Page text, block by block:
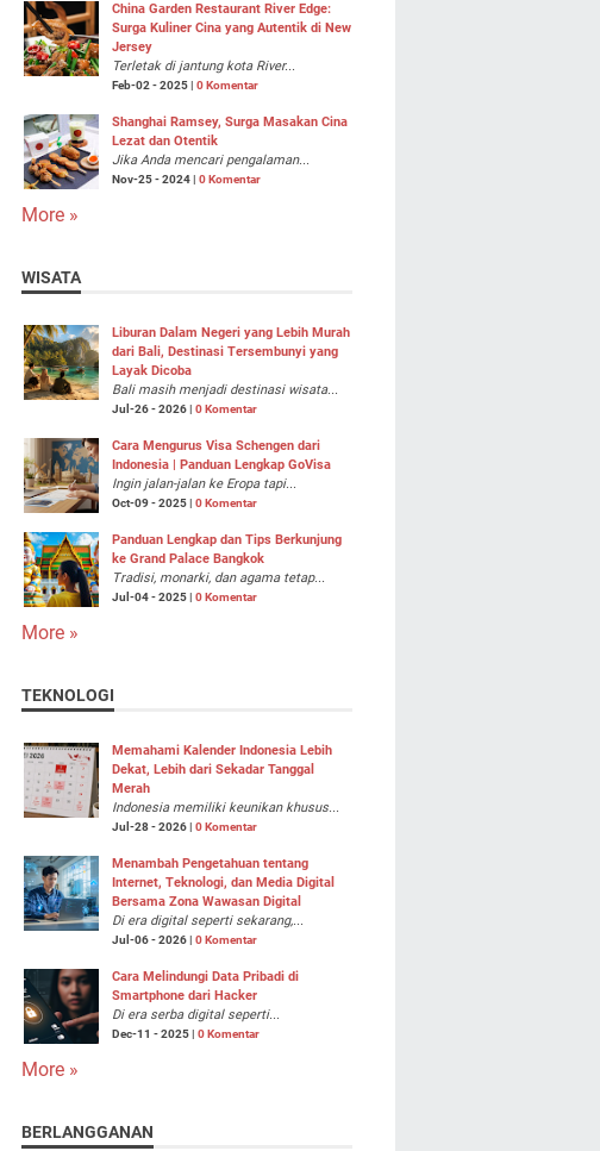
China Garden Restaurant River Edge:
Surga Kuliner Cina yang Autentik di New
Jersey
Terletak di jantung kota River...
Feb-02 - 2025 | 0 Komentar
Shanghai Ramsey, Surga Masakan Cina
Lezat dan Otentik
Jika Anda mencari pengalaman...
Nov-25 - 2024 | 0 Komentar
More »
WISATA
Liburan Dalam Negeri yang Lebih Murah
dari Bali, Destinasi Tersembunyi yang
Layak Dicoba
Bali masih menjadi destinasi wisata...
Jul-26 - 2026 | 0 Komentar
Cara Mengurus Visa Schengen dari
Indonesia | Panduan Lengkap GoVisa
Ingin jalan-jalan ke Eropa tapi...
Oct-09 - 2025 | 0 Komentar
Panduan Lengkap dan Tips Berkunjung
ke Grand Palace Bangkok
Tradisi, monarki, dan agama tetap...
Jul-04 - 2025 | 0 Komentar
More »
TEKNOLOGI
Memahami Kalender Indonesia Lebih
Dekat, Lebih dari Sekadar Tanggal
Merah
Indonesia memiliki keunikan khusus...
Jul-28 - 2026 | 0 Komentar
Menambah Pengetahuan tentang
Internet, Teknologi, dan Media Digital
Bersama Zona Wawasan Digital
Di era digital seperti sekarang,...
Jul-06 - 2026 | 0 Komentar
Cara Melindungi Data Pribadi di
Smartphone dari Hacker
Di era serba digital seperti...
Dec-11 - 2025 | 0 Komentar
More »
BERLANGGANAN